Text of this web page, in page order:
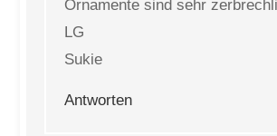
Ornamente sind sehr
LG
Sukie
Antworten